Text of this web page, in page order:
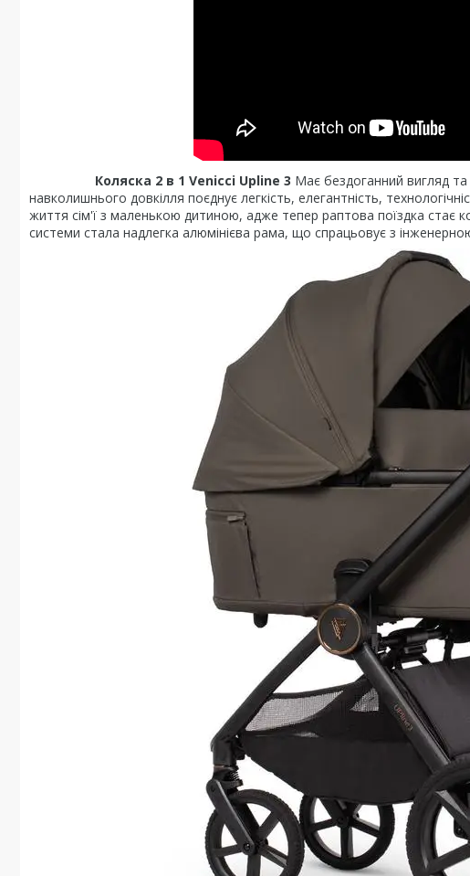
Коляска 2 в 1 Venicci Upline 3 Має бездоганний вигляд та
навколишнього довкілля поєднує легкість, елегантність,
життя сім'ї з маленькою дитиною, адже тепер раптова поїздка
системи стала надлегка алюмінієва рама, що спрацьовує з